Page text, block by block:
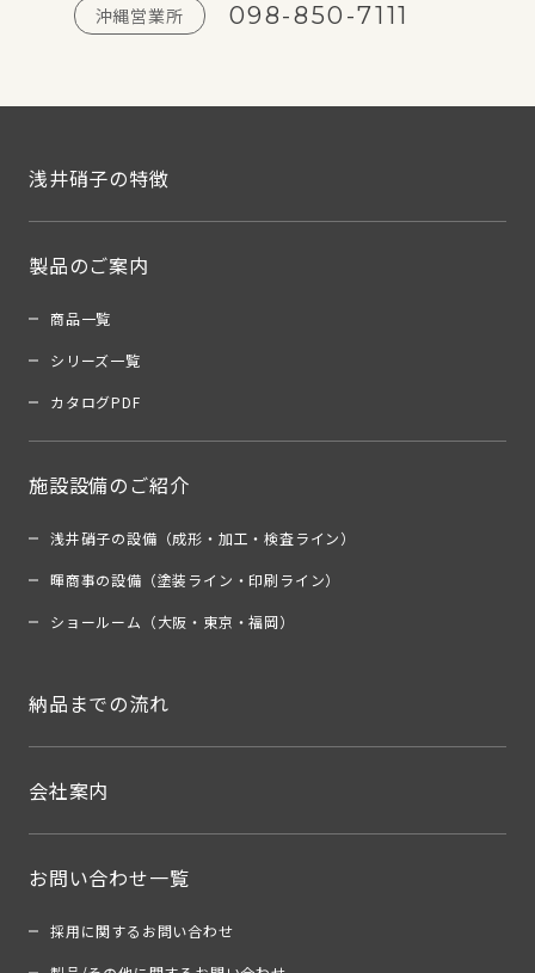
沖縄営業所 098-850-7111
浅井硝子の特徴
製品のご案内
商品一覧
シリーズ一覧
カタログPDF
施設設備のご紹介
浅井硝子の設備（成形・加工・検査ライン）
暉商事の設備（塗装ライン・印刷ライン）
ショールーム（大阪・東京・福岡）
納品までの流れ
会社案内
お問い合わせ一覧
採用に関するお問い合わせ